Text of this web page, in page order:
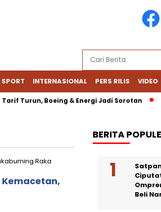
SPORT INTERNASIONAL PERS RILIS VIDEO
Turun, Boeing & Energi Jadi Sorotan
BERITA
Beli